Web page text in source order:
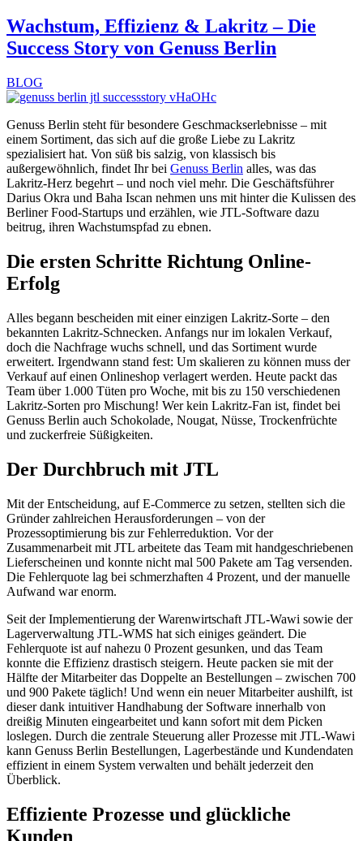
Wachstum, Effizienz & Lakritz – Die
Success Story von Genuss Berlin
BLOG
Genuss Berlin steht für besondere Geschmackserlebnisse – mit
einem Sortiment, das sich auf die große Liebe zu Lakritz
spezialisiert hat. Von süß bis salzig, von klassisch bis
außergewöhnlich, findet Ihr bei Genuss Berlin alles, was das
Lakritz-Herz begehrt – und noch viel mehr. Die Geschäftsführer
Darius Okra und Baha Iscan nehmen uns mit hinter die Kulissen des
Berliner Food-Startups und erzählen, wie JTL-Software dazu
beitrug, ihren Wachstumspfad zu ebnen.
Die ersten Schritte Richtung Online-
Erfolg
Alles begann bescheiden mit einer einzigen Lakritz-Sorte – den
bekannten Lakritz-Schnecken. Anfangs nur im lokalen Verkauf,
doch die Nachfrage wuchs schnell, und das Sortiment wurde
erweitert. Irgendwann stand fest: Um skalieren zu können muss der
Verkauf auf einen Onlineshop verlagert werden. Heute packt das
Team über 1.000 Tüten pro Woche, mit bis zu 150 verschiedenen
Lakritz-Sorten pro Mischung! Wer kein Lakritz-Fan ist, findet bei
Genuss Berlin auch Schokolade, Nougat, Nüsse, Trockenfrüchte
und zuckerfreie Süßigkeiten.
Der Durchbruch mit JTL
Mit der Entscheidung, auf E-Commerce zu setzen, stellten sich die
Gründer zahlreichen Herausforderungen – von der
Prozessoptimierung bis zur Fehlerreduktion. Vor der
Zusammenarbeit mit JTL arbeitete das Team mit handgeschriebenen
Lieferscheinen und konnte nicht mal 500 Pakete am Tag versenden.
Die Fehlerquote lag bei schmerzhaften 4 Prozent, und der manuelle
Aufwand war enorm.
Seit der Implementierung der Warenwirtschaft JTL-Wawi sowie der
Lagerverwaltung JTL-WMS hat sich einiges geändert. Die
Fehlerquote ist auf nahezu 0 Prozent gesunken, und das Team
konnte die Effizienz drastisch steigern. Heute packen sie mit der
Hälfte der Mitarbeiter das Doppelte an Bestellungen – zwischen 700
und 900 Pakete täglich! Und wenn ein neuer Mitarbeiter aushilft, ist
dieser dank intuitiver Handhabung der Software innerhalb von
dreißig Minuten eingearbeitet und kann sofort mit dem Picken
loslegen. Durch die zentrale Steuerung aller Prozesse mit JTL-Wawi
kann Genuss Berlin Bestellungen, Lagerbestände und Kundendaten
effizient in einem System verwalten und behält jederzeit den
Überblick.
Effiziente Prozesse und glückliche
Kunden